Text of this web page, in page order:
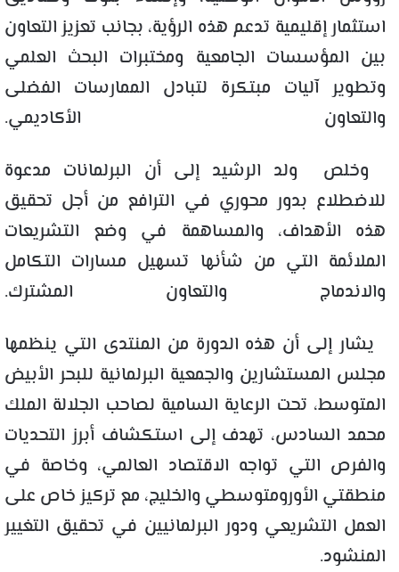
استثمار إقليمية تدعم هذه الرؤية، بجانب تعزيز التعاون
بين المؤسسات الجامعية ومختبرات البحث العلمي
وتطوير آليات مبتكرة لتبادل الممارسات الفضلى
والتعاون الأكاديمي.
وخلص ولد الرشيد إلى أن البرلمانات مدعوة
للاضطلاع بدور محوري في الترافع من أجل تحقيق
هذه الأهداف، والمساهمة في وضع التشريعات
الملائمة التي من شأنها تسهيل مسارات التكامل
والاندماج والتعاون المشترك.
يشار إلى أن هذه الدورة من المنتدى التي ينظمها
مجلس المستشارين والجمعية البرلمانية للبحر الأبيض
المتوسط، تحت الرعاية السامية لصاحب الجلالة الملك
محمد السادس، تهدف إلى استكشاف أبرز التحديات
والفرص التي تواجه الاقتصاد العالمي، وخاصة في
منطقتي الأورومتوسطي والخليج، مع تركيز خاص على
العمل التشريعي ودور البرلمانيين في تحقيق التغيير
المنشود.